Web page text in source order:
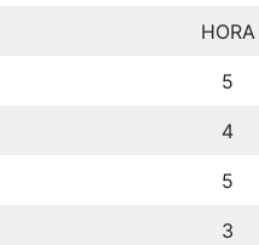
HORA
5
4
5
3